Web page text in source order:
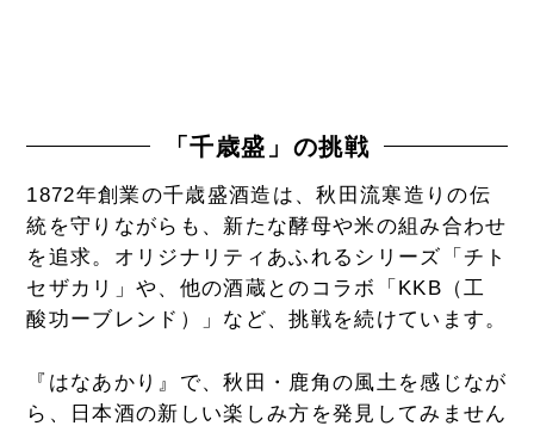
「千歳盛」の挑戦
1872年創業の千歳盛酒造は、秋田流寒造りの伝
統を守りながらも、新たな酵母や米の組み合わせ
を追求。オリジナリティあふれるシリーズ「チト
セザカリ」や、他の酒蔵とのコラボ「KKB（工
酸功ーブレンド）」など、挑戦を続けています。
『はなあかり』で、秋田・鹿角の風土を感じなが
ら、日本酒の新しい楽しみ方を発見してみません